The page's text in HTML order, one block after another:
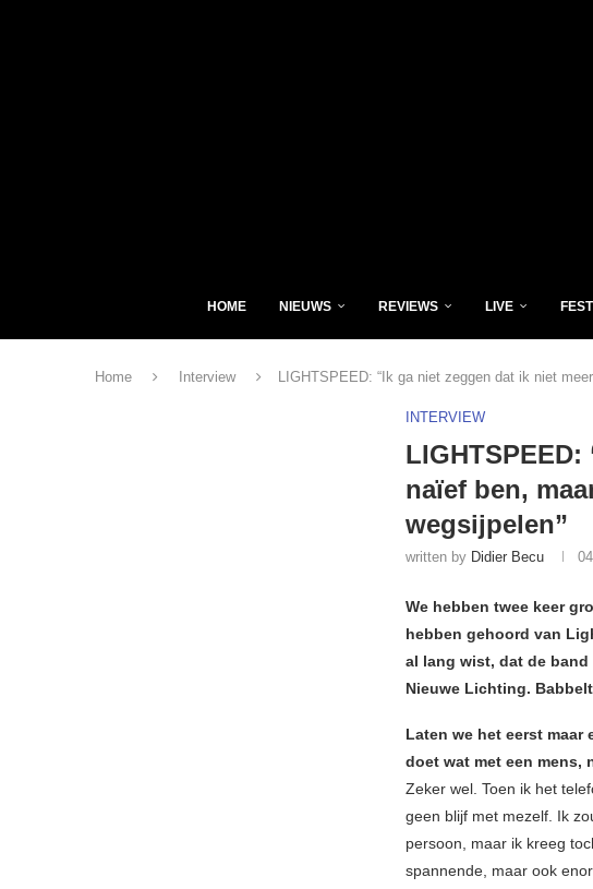
HOME NIEUWS REVIEWS LIVE
Home Interview LIGHTSPEED: “Ik ga niet zeggen dat ik niet
INTERVIEW
naïef ben,
wegsijpelen”
written by Didier Becu
We hebben twee keer
hebben gehoord van
al lang wist, dat de
Nieuwe Lichting.
Laten we het eerst
doet wat met een mens,
Zeker wel. Toen ik het
geen blijf met mezelf. Ik
persoon, maar ik kreeg
spannende, maar ook